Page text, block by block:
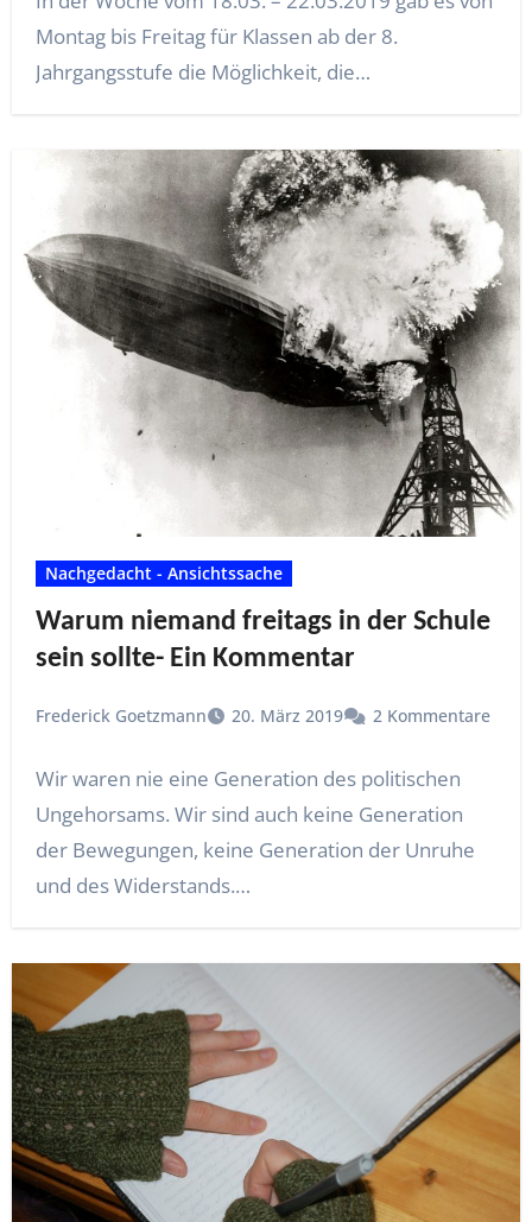
Montag bis Freitag für Klassen ab der 8.
Jahrgangsstufe die Möglichkeit, die…
Nachgedacht - Ansichtssache
Warum niemand freitags in der Schule
sein sollte- Ein Kommentar
Frederick Goetzmann 20. März 2019 2 Kommentare
Wir waren nie eine Generation des politischen
Ungehorsams. Wir sind auch keine Generation
der Bewegungen, keine Generation der Unruhe
und des Widerstands.…